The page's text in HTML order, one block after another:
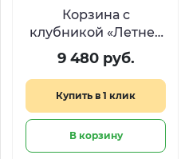
Корзина с
клубникой «Летнее
искушение»
9 480 руб.
Купить в 1 клик
В корзину